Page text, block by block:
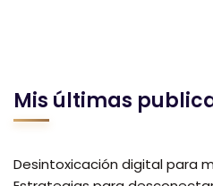
Mis últimas
Desintoxicación digital para